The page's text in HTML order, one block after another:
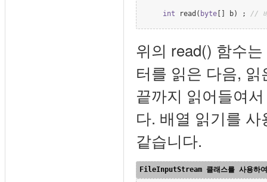
int read( byte [] b) ; //
위의 read() 함수
터를 읽은 다음,
끝까지 읽어들여
다. 배열 읽기를
같습니다.